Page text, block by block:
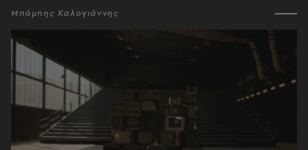
Μπάμπης Καλογιάννης